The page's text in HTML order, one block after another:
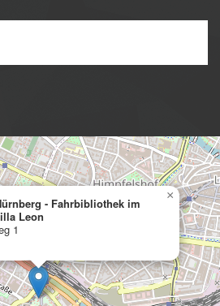
- Fahrbibliothek im
Leon
1
×